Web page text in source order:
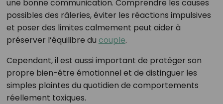
une bonne communication. Comprendre les causes
possibles des râleries, éviter les réactions impulsives
et poser des limites calmement peut aider à
préserver l’équilibre du couple.
Cependant, il est aussi important de protéger son
propre bien-être émotionnel et de distinguer les
simples plaintes du quotidien de comportements
réellement toxiques.